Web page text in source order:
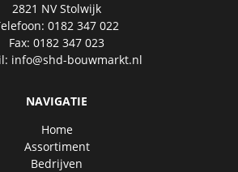
2821 NV Stolwijk
0182 347 022
Fax: 0182 347 023
info@shd-bouwmarkt.nl
NAVIGATIE
Home
Assortiment
Bedrijven